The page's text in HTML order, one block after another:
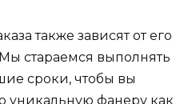
также зависят от его
стараемся выполнять
сроки, чтобы вы
уникальную фанеру как